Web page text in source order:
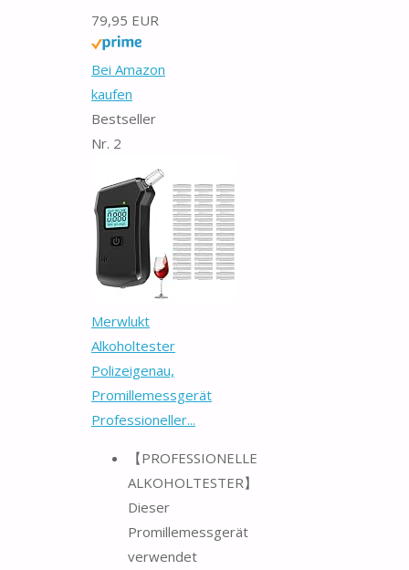
79,95 EUR
Bei Amazon
kaufen
Bestseller
Nr. 2
Merwlukt
Alkoholtester
Polizeigenau,
Promillemessgerät
Professioneller...
【PROFESSIONELLE
ALKOHOLTESTER】
Dieser
Promillemessgerät
verwendet